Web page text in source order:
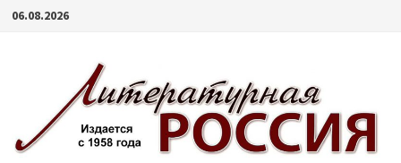
Перейти
06.08.2026